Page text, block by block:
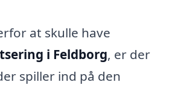
at skulle have
i Feldborg, er der
spiller ind på den